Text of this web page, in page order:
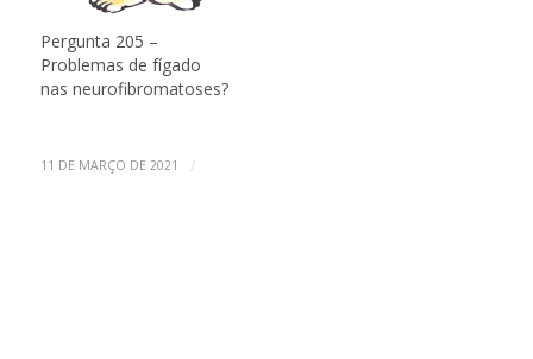
Pergunta 205 –
Problemas de fígado
nas neurofibromatoses?
11 DE MARÇO DE 2021 /